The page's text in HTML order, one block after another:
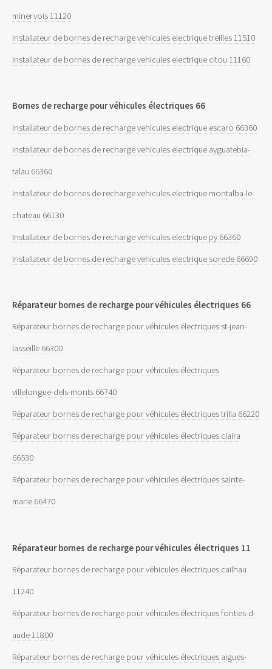
minervois 11120
Installateur de bornes de recharge vehicules electrique treilles 11510
Installateur de bornes de recharge vehicules electrique citou 11160
Bornes de recharge pour véhicules électriques 66
Installateur de bornes de recharge vehicules electrique escaro 66360
Installateur de bornes de recharge vehicules electrique ayguatebia-
talau 66360
Installateur de bornes de recharge vehicules electrique montalba-le-
chateau 66130
Installateur de bornes de recharge vehicules electrique py 66360
Installateur de bornes de recharge vehicules electrique sorede 66690
Réparateur bornes de recharge pour véhicules électriques 66
Réparateur bornes de recharge pour véhicules électriques st-jean-
lasseille 66300
Réparateur bornes de recharge pour véhicules électriques
villelongue-dels-monts 66740
Réparateur bornes de recharge pour véhicules électriques trilla 66220
Réparateur bornes de recharge pour véhicules électriques claira
66530
Réparateur bornes de recharge pour véhicules électriques sainte-
marie 66470
Réparateur bornes de recharge pour véhicules électriques 11
Réparateur bornes de recharge pour véhicules électriques cailhau
11240
Réparateur bornes de recharge pour véhicules électriques fonties-d-
aude 11800
Réparateur bornes de recharge pour véhicules électriques aigues-